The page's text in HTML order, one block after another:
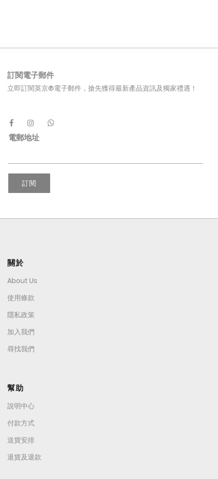
訂閱電子郵件
立即訂閱英京®電子郵件，搶先獲得最新產品資訊及獨家禮遇！
電郵地址
訂閱
關於
About Us
使用條款
隱私政策
加入我們
尋找我們
幫助
說明中心
付款方式
送貨安排
退貨及退款